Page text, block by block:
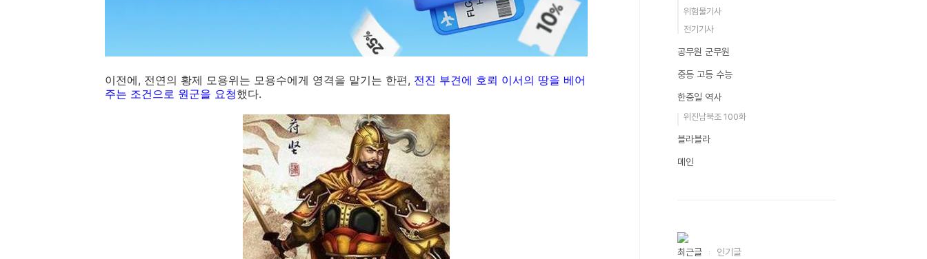
이전에, 전연의 황제 모용위는 모용수에게 영격을 맡기는 한편, 전진 부견에 호뢰 이서의 땅을 베어
주는 조건으로 원군을 요청했다.
위험물기사
전기기사
공무원 군무원
중등 고등 수능
한중일 역사
위진남북조 100화
블라블라
메인
최근글 인기글